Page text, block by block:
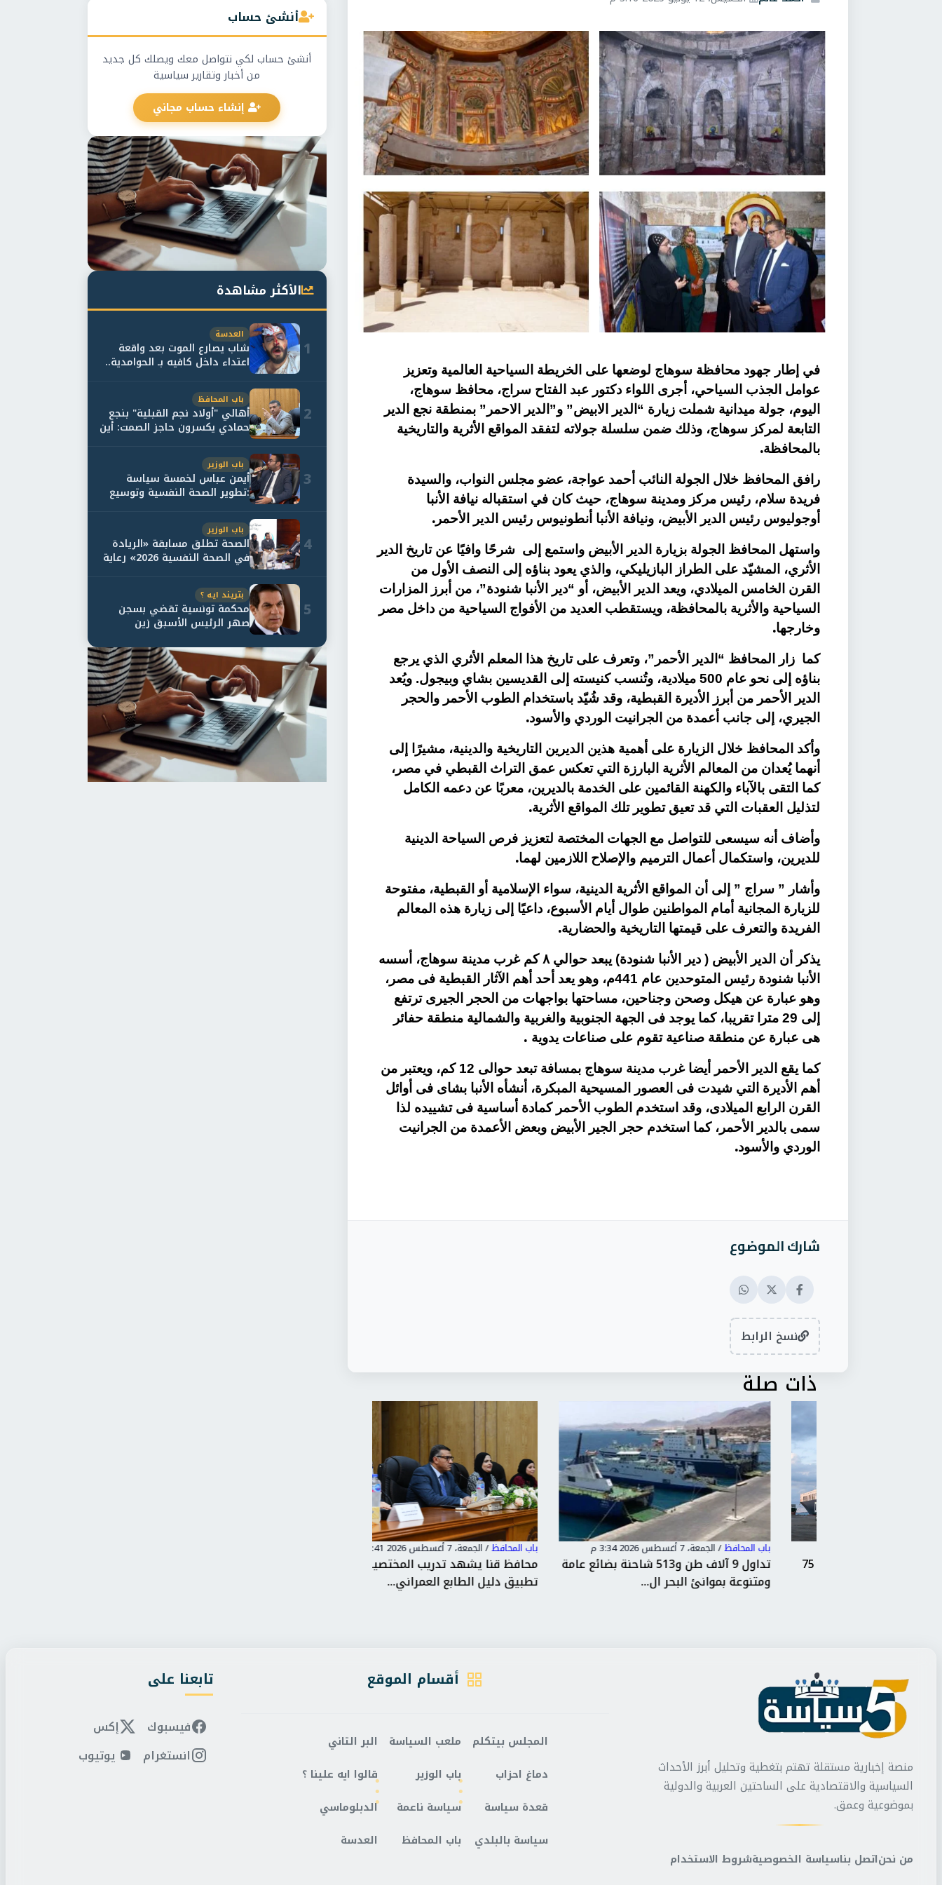
في إطار جهود محافظة سوهاج لوضعها على الخريطة السياحية العالمية وتعزيز
عوامل الجذب السياحي، أجرى اللواء دكتور عبد الفتاح سراج، محافظ سوهاج،
اليوم، جولة ميدانية شملت زيارة “الدير الابيض” و”الدير الاحمر” بمنطقة نجع الدير
التابعة لمركز سوهاج، وذلك ضمن سلسلة جولاته لتفقد المواقع الأثرية والتاريخية
بالمحافظة.
رافق المحافظ خلال الجولة النائب أحمد عواجة، عضو مجلس النواب، والسيدة
فريدة سلام، رئيس مركز ومدينة سوهاج، حيث كان في استقباله نيافة الأنبا
أوجوليوس رئيس الدير الأبيض، ونيافة الأنبا أنطونيوس رئيس الدير الأحمر.
واستهل المحافظ الجولة بزيارة الدير الأبيض واستمع إلى شرحًا وافيًا عن تاريخ الدير
الأثري، المشيّد على الطراز البازيليكي، والذي يعود بناؤه إلى النصف الأول من
القرن الخامس الميلادي، ويعد الدير الأبيض، أو “دير الأنبا شنودة”، من أبرز المزارات
السياحية والأثرية بالمحافظة، ويستقطب العديد من الأفواج السياحية من داخل مصر
وخارجها.
كما زار المحافظ “الدير الأحمر”، وتعرف على تاريخ هذا المعلم الأثري الذي يرجع
بناؤه إلى نحو عام 500 ميلادية، وتُنسب كنيسته إلى القديسين بشاي وبيجول. ويُعد
الدير الأحمر من أبرز الأديرة القبطية، وقد شُيّد باستخدام الطوب الأحمر والحجر
الجيري، إلى جانب أعمدة من الجرانيت الوردي والأسود.
وأكد المحافظ خلال الزيارة على أهمية هذين الديرين التاريخية والدينية، مشيرًا إلى
أنهما يُعدان من المعالم الأثرية البارزة التي تعكس عمق التراث القبطي في مصر،
كما التقى بالآباء والكهنة القائمين على الخدمة بالديرين، معربًا عن دعمه الكامل
لتذليل العقبات التي قد تعيق تطوير تلك المواقع الأثرية.
وأضاف أنه سيسعى للتواصل مع الجهات المختصة لتعزيز فرص السياحة الدينية
للديرين، واستكمال أعمال الترميم والإصلاح اللازمين لهما.
وأشار ” سراج ” إلى أن المواقع الأثرية الدينية، سواء الإسلامية أو القبطية، مفتوحة
للزيارة المجانية أمام المواطنين طوال أيام الأسبوع، داعيًا إلى زيارة هذه المعالم
الفريدة والتعرف على قيمتها التاريخية والحضارية.
يذكر أن الدير الأبيض ( دير الأنبا شنودة) يبعد حوالي ٨ كم غرب مدينة سوهاج، أسسه
الأنبا شنودة رئيس المتوحدين عام 441م، وهو يعد أحد أهم الآثار القبطية فى مصر،
وهو عبارة عن هيكل وصحن وجناحين، مساحتها بواجهات من الحجر الجيرى ترتفع
إلى 29 مترا تقريبا، كما يوجد فى الجهة الجنوبية والغربية والشمالية منطقة حفائر
هى عبارة عن منطقة صناعية تقوم على صناعات يدوية .
كما يقع الدير الأحمر أيضا غرب مدينة سوهاج بمسافة تبعد حوالى 12 كم، ويعتبر من
أهم الأديرة التي شيدت فى العصور المسيحية المبكرة، أنشأه الأنبا بشاى فى أوائل
القرن الرابع الميلادى، وقد استخدم الطوب الأحمر كمادة أساسية فى تشييده لذا
سمى بالدير الأحمر، كما استخدم حجر الجير الأبيض وبعض الأعمدة من الجرانيت
الوردي والأسود.
شارك الموضوع
نسخ الرابط
ذات صلة
باب المحافظ/الجمعة، 7 أغسطس 2026 3:34 م
تداول 9 آلاف طن و513 شاحنة بضائع عامة
ومتنوعة بموانئ البحر ال...
/الجمعة، 7 أغسطس 2026 1:41 م
محافظ قنا يشهد تدريب المختصين على
تطبيق دليل الطابع العمراني...
أنشئ حساب
أنشئ حساب لكي نتواصل معك ويصلك كل جديد
من أخبار وتقارير سياسية
إنشاء حساب مجاني
الأكثر مشاهدة
1
العدسة
شاب يصارع الموت بعد واقعة
اعتداء داخل كافيه بـ الحوامدية..
وأسرته...
2
باب المحافظ
أهالي "أولاد نجم القبلية" بنجع
حمادي يكسرون حاجز الصمت: أين
حقيقة...
3
باب الوزير
أيمن عباس لخمسة سياسة
:تطوير الصحة النفسية وتوسيع
خدمات العلاج و...
4
باب الوزير
الصحة تطلق مسابقة «الريادة
في الصحة النفسية 2026» رعاية
نفسية اف...
5
بتريند ايه ؟
محكمة تونسية تقضي بسجن
صهر الرئيس الأسبق زين
العابدين بن علي لمدة...
منصة إخبارية مستقلة تهتم بتغطية وتحليل أبرز الأحداث
السياسية والاقتصادية على الساحتين العربية والدولية
بموضوعية وعمق.
من نحناتصل بناسياسة الخصوصيةشروط الاستخدام
أقسام الموقع
المجلس بيتكلم
دماغ احزاب
قعدة سياسة
سياسة بالبلدي
ملعب السياسة
باب الوزير
سياسة ناعمة
باب المحافظ
البر التاني
قالوا ايه علينا ؟
الدبلوماسي
العدسة
تابعنا على
فيسبوك
إكس
انستغرام
يوتيوب